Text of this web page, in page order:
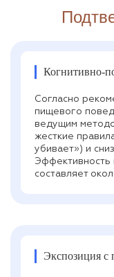
Когнитивно-
Согласно
пищевого
ведущим
жесткие
убивает») и
Эффективность
составляет
Экспозиция с